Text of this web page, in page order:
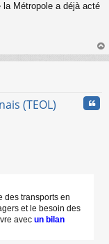
Métropole a déjà acté
au
(TEOL)
des transports en
et le besoin des
avec un bilan